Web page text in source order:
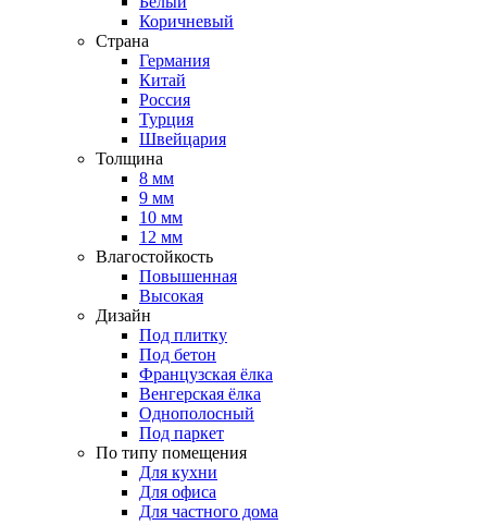
Коричневый
Страна
Германия
Китай
Россия
Турция
Швейцария
Толщина
8 мм
9 мм
10 мм
12 мм
Влагостойкость
Повышенная
Высокая
Дизайн
Под плитку
Под бетон
Французская ёлка
Венгерская ёлка
Однополосный
Под паркет
По типу помещения
Для кухни
Для офиса
Для частного дома